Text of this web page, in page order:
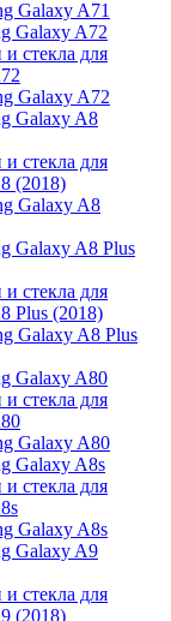
Galaxy A71
Galaxy A72
стекла для
Galaxy A72
Galaxy A8
стекла для
(2018)
Galaxy A8
Galaxy A8 Plus
стекла для
Plus (2018)
Galaxy A8 Plus
Galaxy A80
стекла для
Galaxy A80
Galaxy A8s
стекла для
Galaxy A8s
Galaxy A9
стекла для
(2018)